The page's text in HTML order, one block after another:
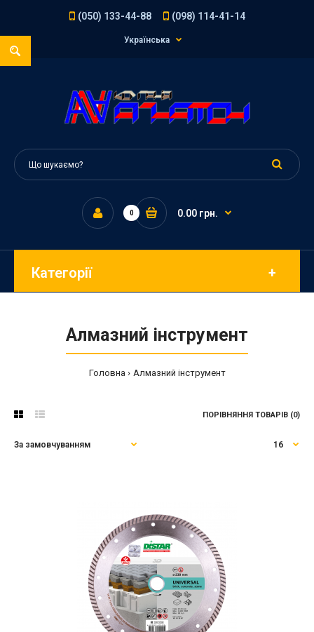
(050) 133-44-88 (098) 114-41-14
Українська
0 0.00 грн.
Категорії
Алмазний інструмент
Головна Алмазний інструмент
ПОРІВНЯННЯ ТОВАРІВ (0)